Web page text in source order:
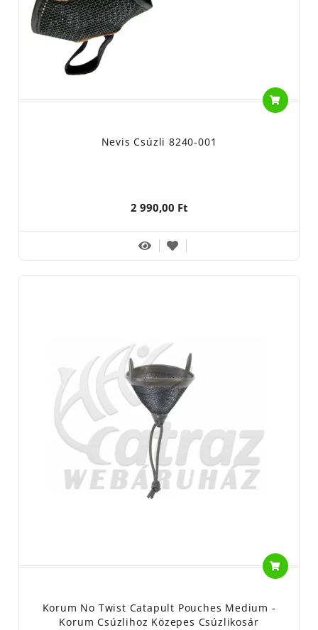
Nevis Csúzli 8240-001
2 990,00 Ft
Korum No Twist Catapult Pouches Medium -
Korum Csúzlihoz Közepes Csúzlikosár